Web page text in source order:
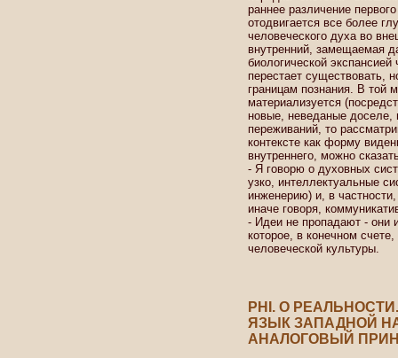
раннее различение
отодвигается все более
человеческого духа во
внутренний, замещаемая
биологической
перестает существовать,
границам познания. В той
материализуется
новые, неведаные доселе,
переживаний, то
контексте как форму
внутреннего, можно
- Я говорю о духовных
узко, интеллектуальные
инженерию) и, в
иначе говоря,
- Идеи не пропадают - они
которое, в конечном
человеческой культуры.
PHI. О
ЯЗЫК ЗАПАДНОЙ
АНАЛОГОВЫЙ